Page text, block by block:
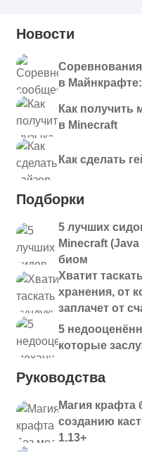
Новости
в
Как получить
в Minecraft
Как сделать
Подборки
5 лучших
Minecraft
биом
Хватит
хранения, от
заплачет от
5
которые
Руководства
Магия крафта
созданию
1.13+